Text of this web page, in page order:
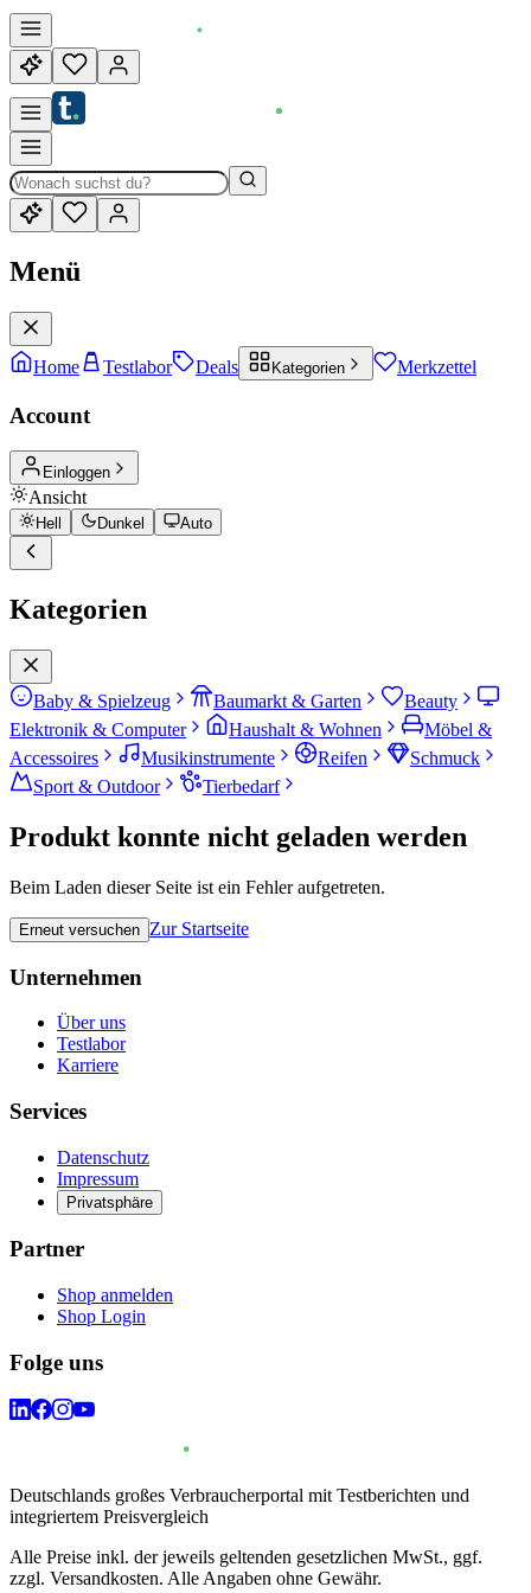
Menü
Home Testlabor Deals Kategorien Merkzettel
Account
Einloggen
Ansicht
Hell Dunkel Auto
Kategorien
Baby & Spielzeug Baumarkt & Garten
Beauty
Elektronik & Computer
Haushalt & Wohnen
Möbel &
Accessoires
Musikinstrumente Reifen
Schmuck
Sport & Outdoor
Tierbedarf
Produkt konnte nicht geladen werden
Beim Laden dieser Seite ist ein Fehler aufgetreten.
Erneut versuchen Zur Startseite
Unternehmen
Über uns
Testlabor
Karriere
Services
Datenschutz
Impressum
Privatsphäre
Partner
Shop anmelden
Shop Login
Folge uns
Deutschlands großes Verbraucherportal mit Testberichten und
integriertem Preisvergleich
Alle Preise inkl. der jeweils geltenden gesetzlichen MwSt., ggf.
zzgl. Versandkosten. Alle Angaben ohne Gewähr.